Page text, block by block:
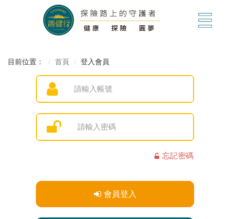
目前位置： 首頁 登入會員
忘記密碼
會員登入